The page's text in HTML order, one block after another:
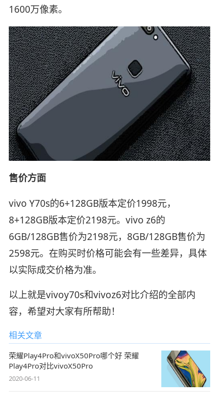
1600万像素。
售价方面
vivo Y70s的6+128GB版本定价1998元，
8+128GB版本定价2198元。vivo z6的
6GB/128GB售价为2198元，8GB/128GB售价为
2598元。在购买时价格可能会有一些差异，具体
以实际成交价格为准。
以上就是vivoy70s和vivoz6对比介绍的全部内
容，希望对大家有所帮助！
相关文章
荣耀Play4Pro和vivoX50Pro哪个好 荣耀
Play4Pro对比vivoX50Pro
2020-06-11